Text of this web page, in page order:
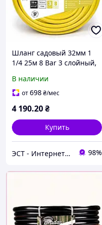
Шланг садовый 32мм 1
1/4 25м 8 Bar 3 слойный,
В наличии
от698₴/мес
4 190.20₴
Купить
ЭСТ - Интернет-магазин 98%